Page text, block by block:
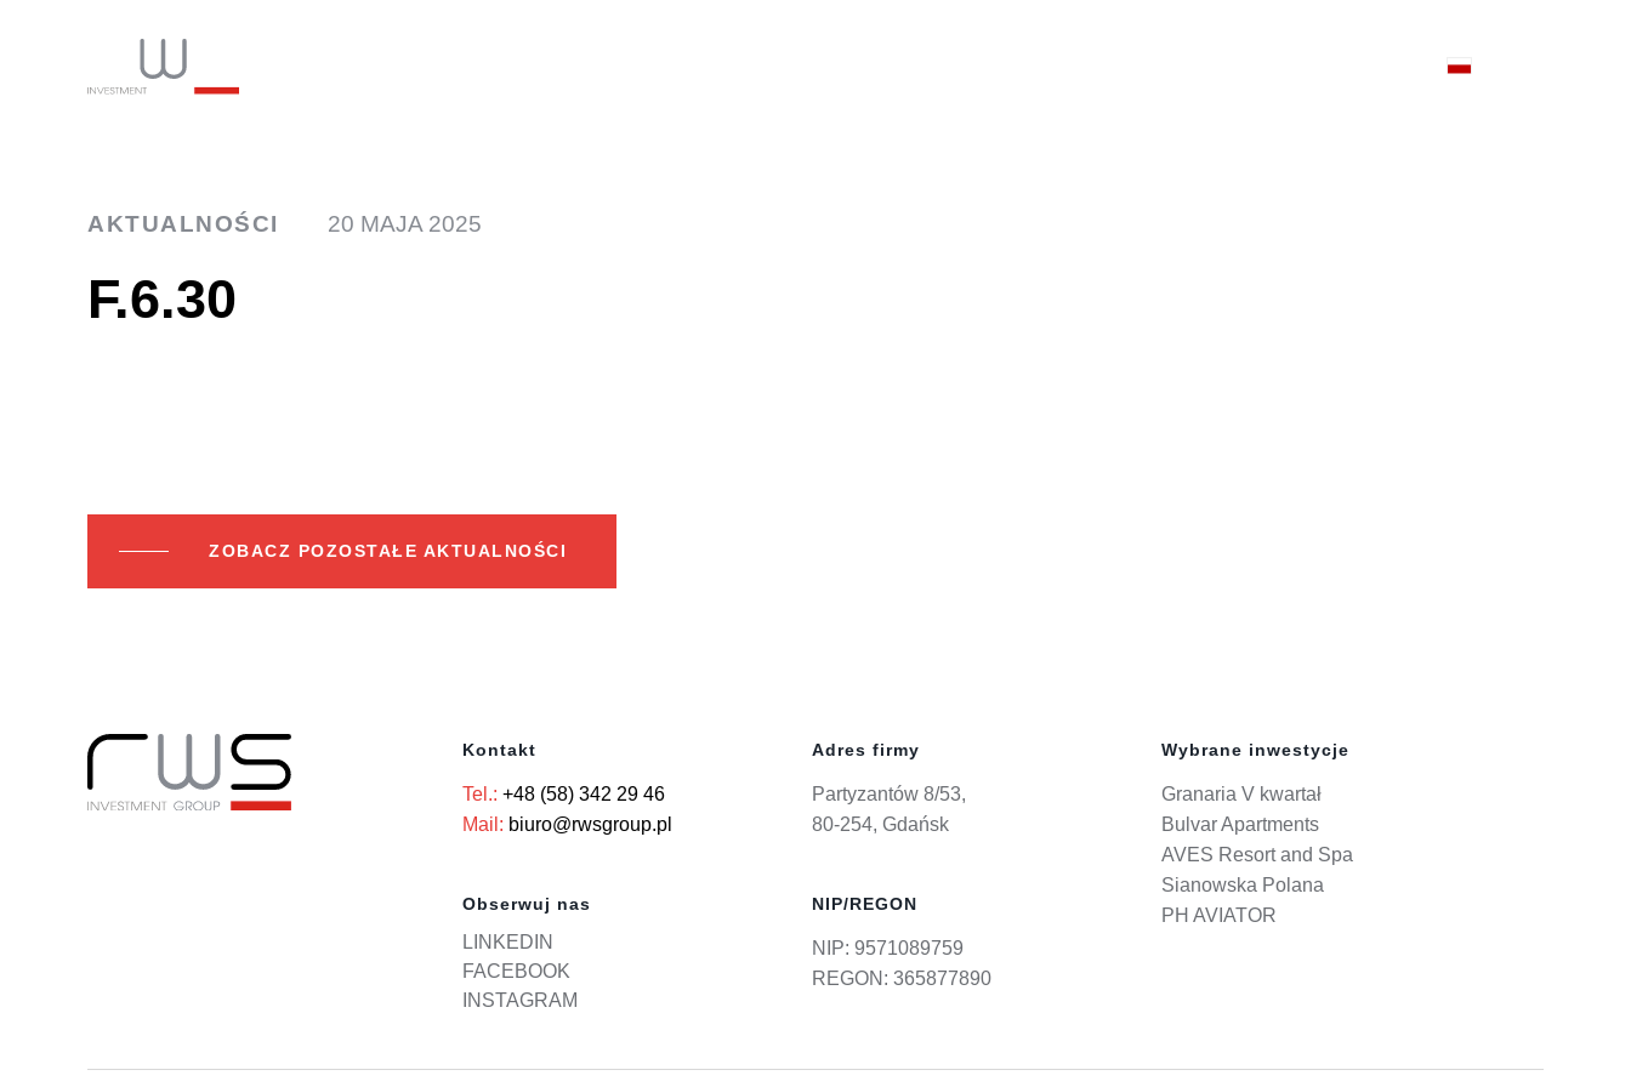
AKTUALNOŚCI 20 MAJA 2025
F.6.30
ZOBACZ POZOSTAŁE AKTUALNOŚCI
Kontakt
Tel.: +48 (58) 342 29 46
Mail: biuro@rwsgroup.pl
Obserwuj nas
LINKEDIN
FACEBOOK
INSTAGRAM
Adres firmy
Partyzantów 8/53,
80-254, Gdańsk
NIP/REGON
NIP: 9571089759
REGON: 365877890
Wybrane inwestycje
Granaria V kwartał
Bulvar Apartments
AVES Resort and Spa
Sianowska Polana
PH AVIATOR